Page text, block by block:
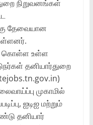
நிறுவனங்கள்
தேவையான
கொள்ள உள்ள
தனியார்துறை
முகாமில்
ஐடிஐ மற்றும்
தனியார்